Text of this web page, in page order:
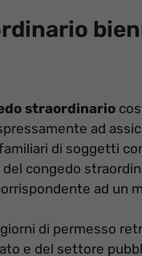
straordinario
ad
di soggetti
del congedo
ad un
di permesso
e del settore